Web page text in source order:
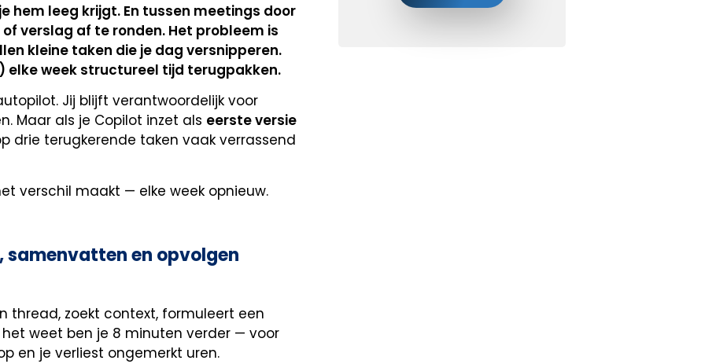
hem leeg krijgt. En tussen meetings door
verslag af te ronden. Het probleem is
kleine taken die je dag versnipperen.
elke week structureel tijd terugpakken.
Jij blijft verantwoordelijk voor
Maar als je Copilot inzet als eerste versie
drie terugkerende taken vaak verrassend
verschil maakt — elke week opnieuw.
samenvatten en opvolgen
thread, zoekt context, formuleert een
weet ben je 8 minuten verder — voor
en je verliest ongemerkt uren.